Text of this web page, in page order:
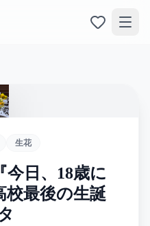
生花
今日、18歳に
校最後の生誕